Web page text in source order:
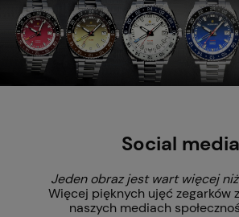
Social media
Jeden obraz jest wart więcej
Więcej pięknych ujęć zegarków
naszych mediach